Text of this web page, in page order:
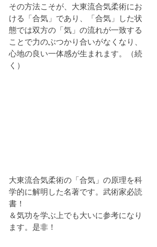
その方法こそが、大東流合気柔術にお
ける「合気」であり、「合気」した状
態では双方の「気」の流れが一致する
ことで力のぶつかり合いがなくなり、
心地の良い一体感が生まれます。（続
く）
大東流合気柔術の「合気」の原理を科
学的に解明した名著です。武術家必読
書！
＆気功を学ぶ上でも大いに参考になり
ます。是非！